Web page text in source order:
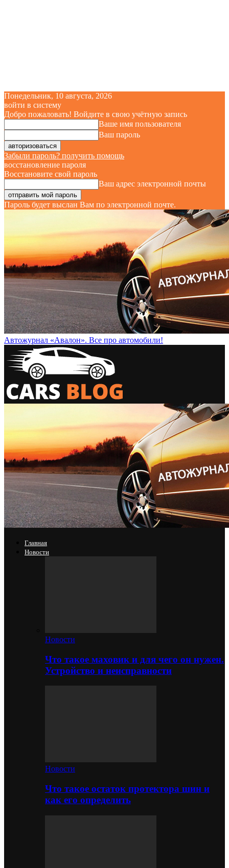
Понедельник, 10 августа, 2026
войти в систему
Добро пожаловать! Войдите в свою учётную запись
Ваше имя пользователя
Ваш пароль
Забыли пароль? получить помощь
восстановление пароля
Восстановите свой пароль
Ваш адрес электронной почты
Пароль будет выслан Вам по электронной почте.
Автожурнал «Авалон». Все про автомобили!
Главная
Новости
Новости
Что такое маховик и для чего он нужен.
Устройство и неисправности
Новости
Что такое остаток протектора шин и
как его определить